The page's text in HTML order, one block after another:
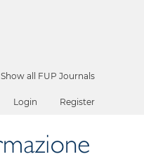
Show all FUP Journals
Login Register